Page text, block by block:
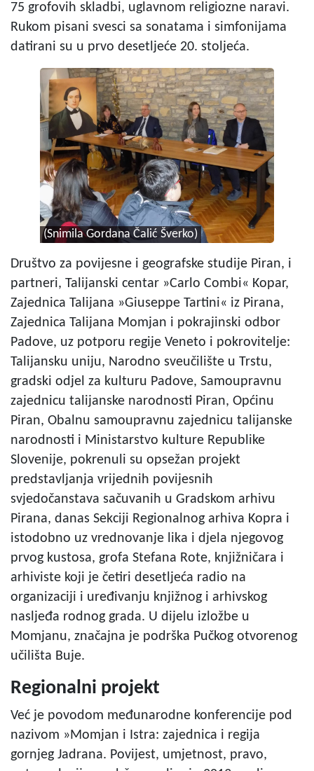
75 grofovih skladbi, uglavnom religiozne naravi.
Rukom pisani svesci sa sonatama i simfonijama
datirani su u prvo desetljeće 20. stoljeća.
(Snimila Gordana Čalić Šverko)
Društvo za povijesne i geografske studije Piran, i
partneri, Talijanski centar »Carlo Combi« Kopar,
Zajednica Talijana »Giuseppe Tartini« iz Pirana,
Zajednica Talijana Momjan i pokrajinski odbor
Padove, uz potporu regije Veneto i pokrovitelje:
Talijansku uniju, Narodno sveučilište u Trstu,
gradski odjel za kulturu Padove, Samoupravnu
zajednicu talijanske narodnosti Piran, Općinu
Piran, Obalnu samoupravnu zajednicu talijanske
narodnosti i Ministarstvo kulture Republike
Slovenije, pokrenuli su opsežan projekt
predstavljanja vrijednih povijesnih
svjedočanstava sačuvanih u Gradskom arhivu
Pirana, danas Sekciji Regionalnog arhiva Kopra i
istodobno uz vrednovanje lika i djela njegovog
prvog kustosa, grofa Stefana Rote, knjižničara i
arhiviste koji je četiri desetljeća radio na
organizaciji i uređivanju knjižnog i arhivskog
nasljeđa rodnog grada. U dijelu izložbe u
Momjanu, značajna je podrška Pučkog otvorenog
učilišta Buje.
Regionalni projekt
Već je povodom međunarodne konferencije pod
nazivom »Momjan i Istra: zajednica i regija
gornjeg Jadrana. Povijest, umjetnost, pravo,